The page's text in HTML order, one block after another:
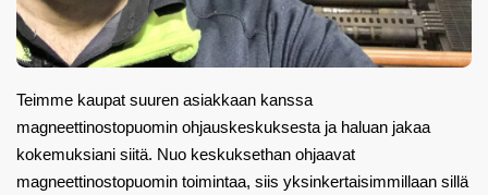
Teimme kaupat suuren asiakkaan kanssa
magneettinostopuomin ohjauskeskuksesta ja haluan jakaa
kokemuksiani siitä. Nuo keskuksethan ohjaavat
magneettinostopuomin toimintaa, siis yksinkertaisimmillaan sillä